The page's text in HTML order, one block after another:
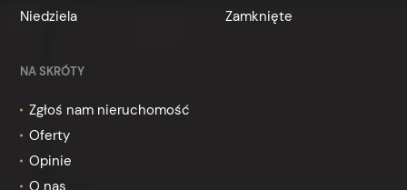
Niedziela
Zamknięte
NA SKRÓTY
Zgłoś nam nieruchomość
Oferty
Opinie
O nas